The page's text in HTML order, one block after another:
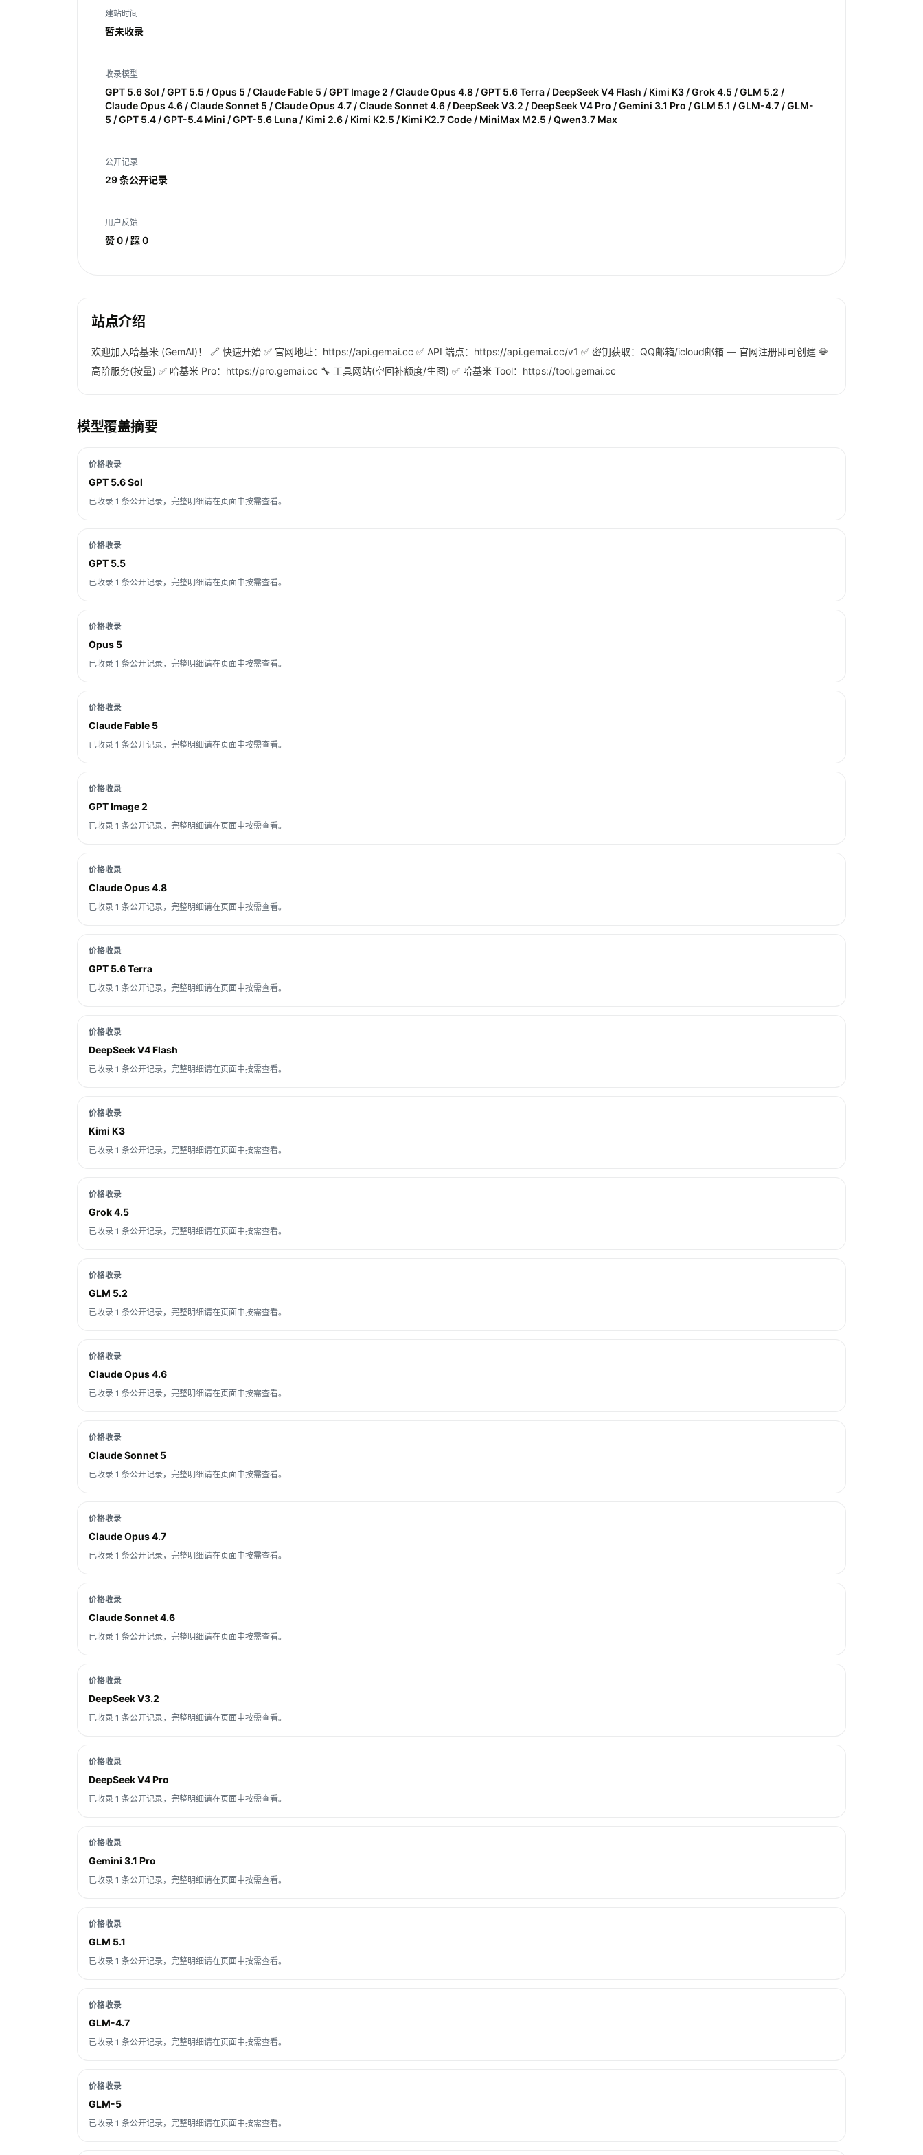
建站时间
暂未收录
收录模型
GPT 5.6 Sol / GPT 5.5 / Opus 5 / Claude Fable 5 / GPT Image 2 / Claude Opus 4.8 / GPT 5.6 Terra / DeepSeek V4 Flash / Kimi K3 / Grok 4.5 / GLM 5.2 /
Claude Opus 4.6 / Claude Sonnet 5 / Claude Opus 4.7 / Claude Sonnet 4.6 / DeepSeek V3.2 / DeepSeek V4 Pro / Gemini 3.1 Pro / GLM 5.1 / GLM-4.7 / GLM-
5 / GPT 5.4 / GPT-5.4 Mini / GPT-5.6 Luna / Kimi 2.6 / Kimi K2.5 / Kimi K2.7 Code / MiniMax M2.5 / Qwen3.7 Max
公开记录
29 条公开记录
用户反馈
赞 0 / 踩 0
站点介绍
欢迎加入哈基米 (GemAI)！ 🔗 快速开始 ✅ 官网地址：https://api.gemai.cc ✅ API 端点：https://api.gemai.cc/v1 ✅ 密钥获取：QQ邮箱/icloud邮箱 — 官网注册即可创建 💎
高阶服务(按量) ✅ 哈基米 Pro：https://pro.gemai.cc 🔧 工具网站(空回补额度/生图) ✅ 哈基米 Tool：https://tool.gemai.cc
模型覆盖摘要
价格收录
GPT 5.6 Sol
已收录 1 条公开记录，完整明细请在页面中按需查看。
价格收录
GPT 5.5
已收录 1 条公开记录，完整明细请在页面中按需查看。
价格收录
Opus 5
已收录 1 条公开记录，完整明细请在页面中按需查看。
价格收录
Claude Fable 5
已收录 1 条公开记录，完整明细请在页面中按需查看。
价格收录
GPT Image 2
已收录 1 条公开记录，完整明细请在页面中按需查看。
价格收录
Claude Opus 4.8
已收录 1 条公开记录，完整明细请在页面中按需查看。
价格收录
GPT 5.6 Terra
已收录 1 条公开记录，完整明细请在页面中按需查看。
价格收录
DeepSeek V4 Flash
已收录 1 条公开记录，完整明细请在页面中按需查看。
价格收录
Kimi K3
已收录 1 条公开记录，完整明细请在页面中按需查看。
价格收录
Grok 4.5
已收录 1 条公开记录，完整明细请在页面中按需查看。
价格收录
GLM 5.2
已收录 1 条公开记录，完整明细请在页面中按需查看。
价格收录
Claude Opus 4.6
已收录 1 条公开记录，完整明细请在页面中按需查看。
价格收录
Claude Sonnet 5
已收录 1 条公开记录，完整明细请在页面中按需查看。
价格收录
Claude Opus 4.7
已收录 1 条公开记录，完整明细请在页面中按需查看。
价格收录
Claude Sonnet 4.6
已收录 1 条公开记录，完整明细请在页面中按需查看。
价格收录
DeepSeek V3.2
已收录 1 条公开记录，完整明细请在页面中按需查看。
价格收录
DeepSeek V4 Pro
已收录 1 条公开记录，完整明细请在页面中按需查看。
价格收录
Gemini 3.1 Pro
已收录 1 条公开记录，完整明细请在页面中按需查看。
价格收录
GLM 5.1
已收录 1 条公开记录，完整明细请在页面中按需查看。
价格收录
GLM-4.7
已收录 1 条公开记录，完整明细请在页面中按需查看。
价格收录
GLM-5
已收录 1 条公开记录，完整明细请在页面中按需查看。